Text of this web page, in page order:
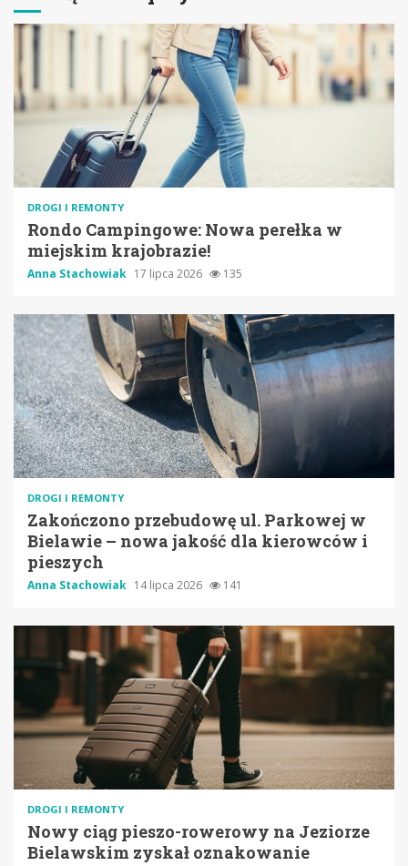
DROGI I REMONTY
Rondo Campingowe: Nowa perełka w
miejskim krajobrazie!
Anna Stachowiak 17 lipca 2026 135
DROGI I REMONTY
Zakończono przebudowę ul. Parkowej w
Bielawie – nowa jakość dla kierowców i
pieszych
Anna Stachowiak 14 lipca 2026 141
DROGI I REMONTY
Nowy ciąg pieszo-rowerowy na Jeziorze
Bielawskim zyskał oznakowanie